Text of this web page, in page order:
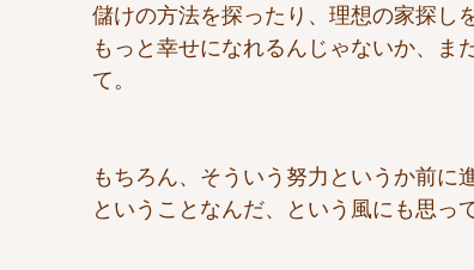
儲けの方法を探ったり、理想の家探し
もっと幸せになれるんじゃないか、ま
て。
もちろん、そういう努力というか前に
ということなんだ、という風にも思っ